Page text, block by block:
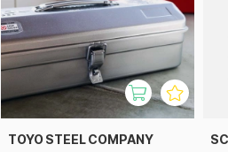
TOYO STEEL COMPANY